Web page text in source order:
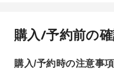
購入/予約前の
購入/予約時の注意事項